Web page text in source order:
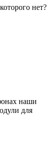
нет?
наши
для